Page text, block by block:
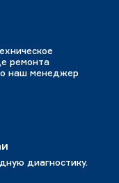
ремонта
наш менеджер
диагностику.